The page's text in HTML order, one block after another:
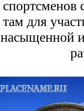
спортсменов
там для
насыщенной